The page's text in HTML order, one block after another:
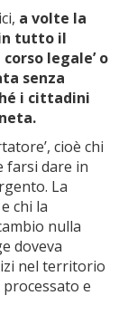
a volte la
tutto il
legale’ o
senza
i cittadini
cioè chi
farsi dare in
La
chi la
nulla
doveva
nel territorio
e